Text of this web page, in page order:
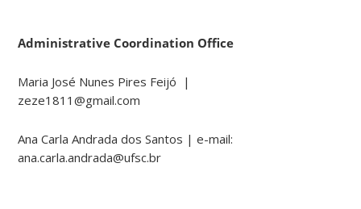
Administrative Coordination Office
Maria José Nunes Pires Feijó |
zeze1811@gmail.com
Ana Carla Andrada dos Santos | e-mail:
ana.carla.andrada@ufsc.br